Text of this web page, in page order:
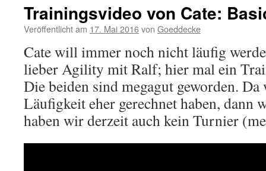
Trainingsvideo von Cate:
Veröffentlicht am 17. Mai 2016von Goeddecke
Cate will immer noch nicht läufig
lieber Agility mit Ralf; hier mal ein
Die beiden sind megagut geworden.
Läufigkeit eher gerechnet haben, dann
haben wir derzeit auch kein Turnier